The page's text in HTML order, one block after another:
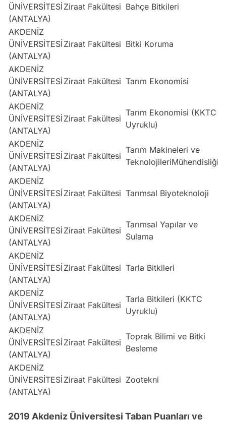
ÜNİVERSİTESİ
(ANTALYA)
Ziraat Fakültesi Bahçe Bitkileri
AKDENİZ
ÜNİVERSİTESİ
(ANTALYA)
Ziraat Fakültesi Bitki Koruma
AKDENİZ
ÜNİVERSİTESİ
(ANTALYA)
Ziraat Fakültesi Tarım Ekonomisi
AKDENİZ
ÜNİVERSİTESİ
(ANTALYA)
Ziraat Fakültesi
Tarım Ekonomisi (KKTC
Uyruklu)
AKDENİZ
ÜNİVERSİTESİ
(ANTALYA)
Ziraat Fakültesi
Tarım Makineleri ve
TeknolojileriMühendisliği
AKDENİZ
ÜNİVERSİTESİ
(ANTALYA)
Ziraat Fakültesi Tarımsal Biyoteknoloji
AKDENİZ
ÜNİVERSİTESİ
(ANTALYA)
Ziraat Fakültesi
Tarımsal Yapılar ve
Sulama
AKDENİZ
ÜNİVERSİTESİ
(ANTALYA)
Ziraat Fakültesi Tarla Bitkileri
AKDENİZ
ÜNİVERSİTESİ
(ANTALYA)
Ziraat Fakültesi
Tarla Bitkileri (KKTC
Uyruklu)
AKDENİZ
ÜNİVERSİTESİ
(ANTALYA)
Ziraat Fakültesi
Toprak Bilimi ve Bitki
Besleme
AKDENİZ
ÜNİVERSİTESİ
(ANTALYA)
Ziraat Fakültesi Zootekni
2019 Akdeniz Üniversitesi Taban Puanları ve